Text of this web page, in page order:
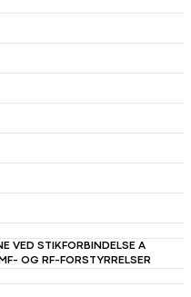
VED STIKFORBINDELSE A
OG RF-FORSTYRRELSER